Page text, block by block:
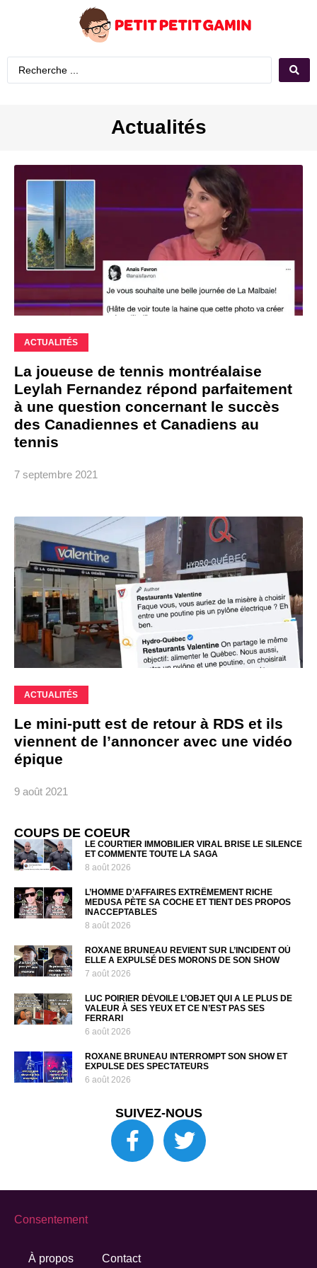
Actualités
ACTUALITÉS
La joueuse de tennis montréalaise
Leylah Fernandez répond parfaitement
à une question concernant le succès
des Canadiennes et Canadiens au
tennis
7 septembre 2021
ACTUALITÉS
Le mini-putt est de retour à RDS et ils
viennent de l’annoncer avec une vidéo
épique
9 août 2021
COUPS DE COEUR
LE COURTIER IMMOBILIER VIRAL BRISE LE SILENCE
ET COMMENTE TOUTE LA SAGA
8 août 2026
L’HOMME D’AFFAIRES EXTRÊMEMENT RICHE
MEDUSA PÈTE SA COCHE ET TIENT DES PROPOS
INACCEPTABLES
8 août 2026
ROXANE BRUNEAU REVIENT SUR L’INCIDENT OÙ
ELLE A EXPULSÉ DES MORONS DE SON SHOW
7 août 2026
LUC POIRIER DÉVOILE L’OBJET QUI A LE PLUS DE
VALEUR À SES YEUX ET CE N’EST PAS SES
FERRARI
6 août 2026
ROXANE BRUNEAU INTERROMPT SON SHOW ET
EXPULSE DES SPECTATEURS
6 août 2026
SUIVEZ-NOUS
À propos Contact
Consentement